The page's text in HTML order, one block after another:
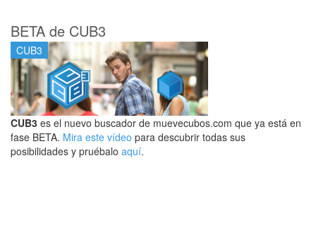
BETA de CUB3
CUB3
CUB3 es el nuevo buscador de muevecubos.com que ya está en
fase BETA. Mira este vídeo para descubrir todas sus
posibilidades y pruébalo aquí.